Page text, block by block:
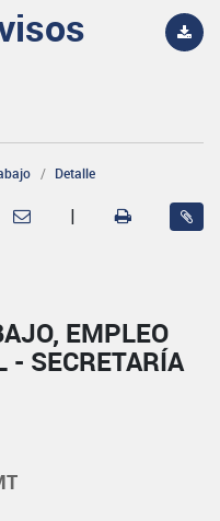
Detalle
|
EMPLEO
- SECRETARÍA